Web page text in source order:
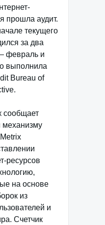
прошла аудит.
текущего
за два
февраль и
выполнила
Bureau of
сообщает
механизму
ресурсов
на основе
из
и
Счетчик